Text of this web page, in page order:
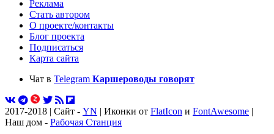
Реклама
Стать автором
О проекте/контакты
Блог проекта
Подписаться
Карта сайта
Чат в Telegram Каршероводы говорят
2017-2018 | Сайт - YN | Иконки от FlatIcon и FontAwesome |
Наш дом - Рабочая Станция